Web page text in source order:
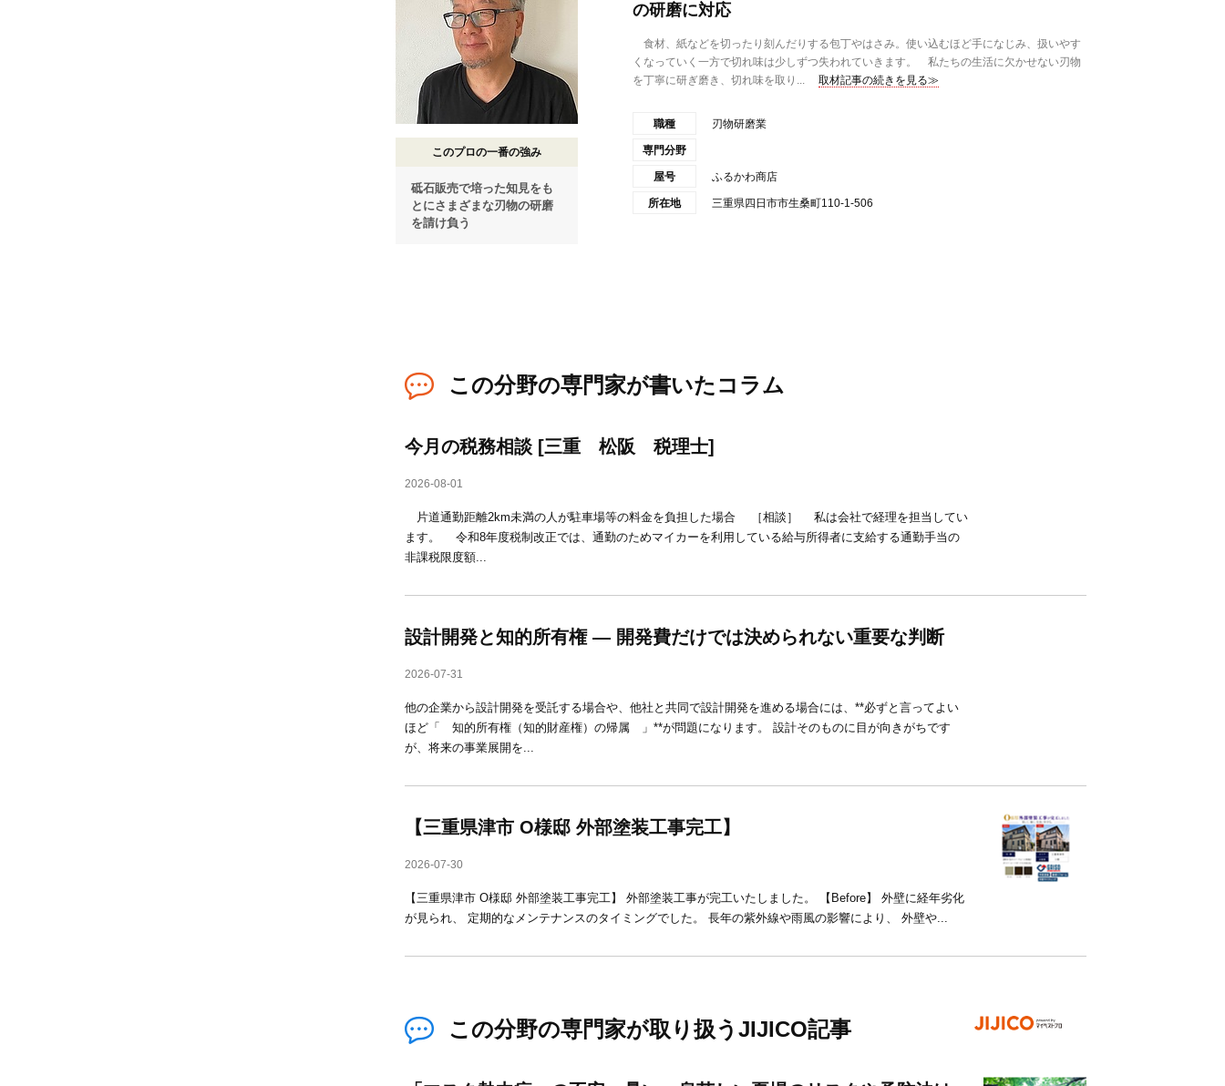
このプロの一番の強み
砥石販売で培った知見をも
とにさまざまな刃物の研磨
を請け負う
の研磨に対応
食材、紙などを切ったり刻んだりする包丁やはさみ。使い込むほど手になじみ、扱いやす
くなっていく一方で切れ味は少しずつ失われていきます。 私たちの生活に欠かせない刃物
を丁寧に研ぎ磨き、切れ味を取り...
取材記事の続きを見る≫
職種 刃物研磨業
専門分野
屋号 ふるかわ商店
所在地 三重県四日市市生桑町110-1-506
この分野の専門家が書いたコラム
今月の税務相談 [三重 松阪 税理士]
2026-08-01
片道通勤距離2km未満の人が駐車場等の料金を負担した場合 ［相談］ 私は会社で経理を担当してい
ます。 令和8年度税制改正では、通勤のためマイカーを利用している給与所得者に支給する通勤手当の
非課税限度額...
設計開発と知的所有権 ― 開発費だけでは決められない重要な判断
2026-07-31
他の企業から設計開発を受託する場合や、他社と共同で設計開発を進める場合には、**必ずと言ってよい
ほど「 知的所有権（知的財産権）の帰属 」**が問題になります。 設計そのものに目が向きがちです
が、将来の事業展開を...
【三重県津市 O様邸 外部塗装工事完工】
2026-07-30
【三重県津市 O様邸 外部塗装工事完工】 外部塗装工事が完工いたしました。 【Before】 外壁に経年劣化
が見られ、 定期的なメンテナンスのタイミングでした。 長年の紫外線や雨風の影響により、 外壁や...
この分野の専門家が取り扱うJIJICO記事